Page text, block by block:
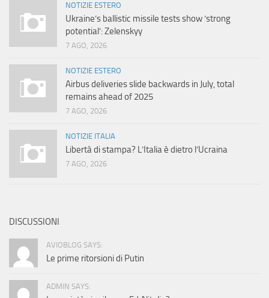
NOTIZIE ESTERO
Ukraine’s ballistic missile tests show ‘strong
potential’: Zelenskyy
7 AGO, 2026
NOTIZIE ESTERO
Airbus deliveries slide backwards in July, total
remains ahead of 2025
7 AGO, 2026
NOTIZIE ITALIA
Libertà di stampa? L’Italia è dietro l’Ucraina
7 AGO, 2026
DISCUSSIONI
AVIOBLOG SAYS:
Le prime ritorsioni di Putin
ADMIN SAYS: